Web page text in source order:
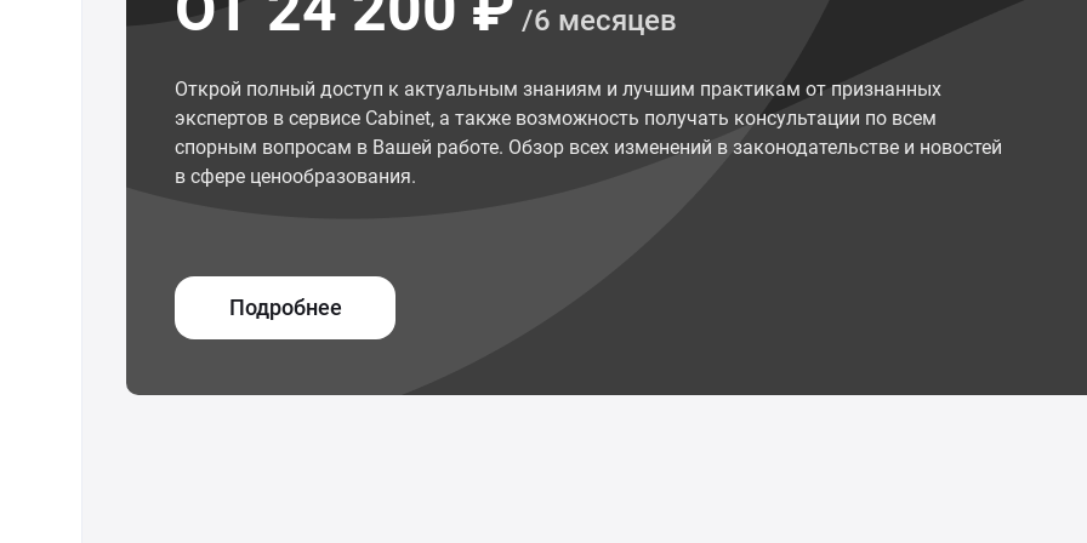
/6 месяцев
Открой полный доступ к актуальным знаниям и лучшим практикам от признанных
экспертов в сервисе Cabinet, а также возможность получать консультации по всем
спорным вопросам в Вашей работе. Обзор всех изменений в законодательстве и новостей
в сфере ценообразования.
Подробнее